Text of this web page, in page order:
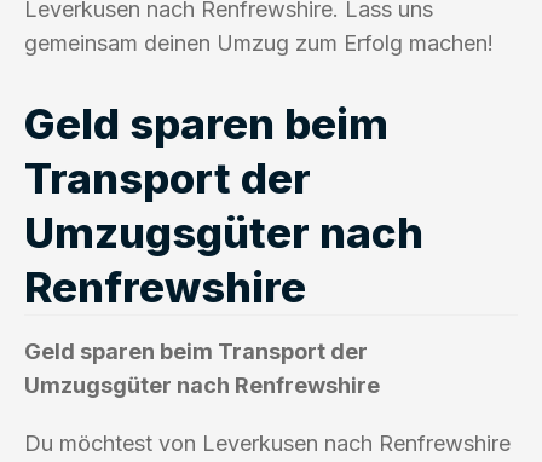
Leverkusen nach Renfrewshire. Lass uns
gemeinsam deinen Umzug zum Erfolg machen!
Geld sparen beim
Transport der
Umzugsgüter nach
Renfrewshire
Geld sparen beim Transport der
Umzugsgüter nach Renfrewshire
Du möchtest von Leverkusen nach Renfrewshire